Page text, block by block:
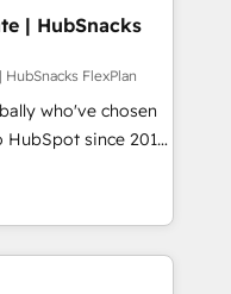
🏆2019
🏆2019
Impact Award 🏆
Award 🏆2017
Award 🏆2016
Award 🏆2015
the Year 🏆2015
| HubSnacks
FlexPlan
who've chosen
HubSpot since 2014
accelerate value...
fixing existing
|